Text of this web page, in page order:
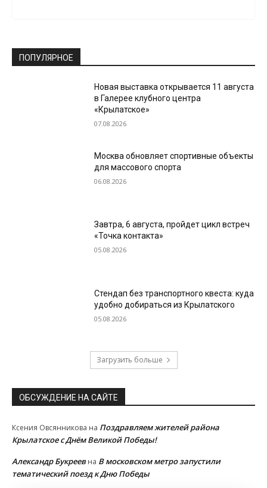
ПОПУЛЯРНОЕ
Новая выставка открывается 11 августа
в Галерее клубного центра
«Крылатское»
07.08.2026
Москва обновляет спортивные объекты
для массового спорта
06.08.2026
Завтра, 6 августа, пройдет цикл встреч
«Точка контакта»
05.08.2026
Стендап без транспортного квеста: куда
удобно добираться из Крылатского
05.08.2026
Загрузить больше
ОБСУЖДЕНИЕ НА САЙТЕ
Ксения Овсянникова на Поздравляем жителей района
Крылатское с Днём Великой Победы!
Александр Букреевна В московском метро запустили
тематический поезд к Дню Победы